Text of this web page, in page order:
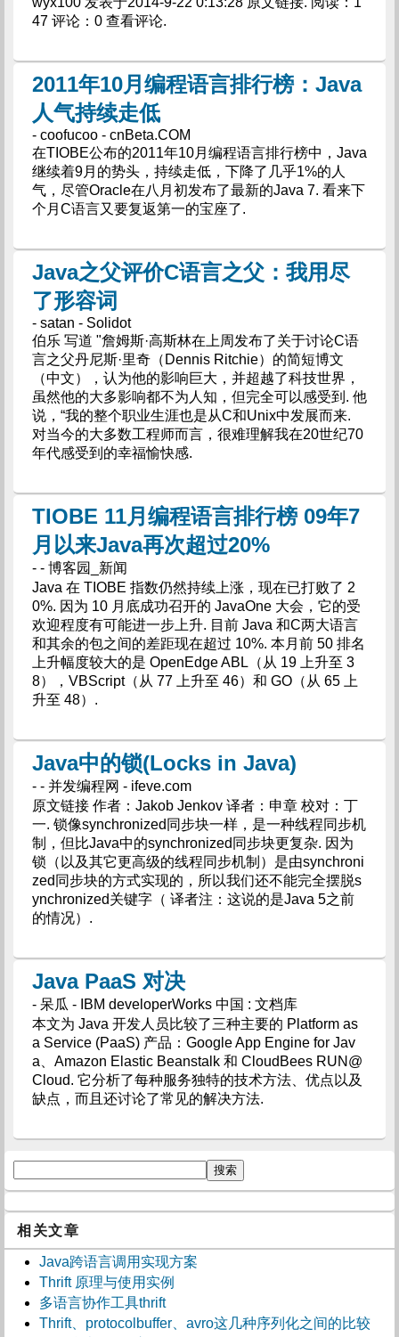
47 评论：0 查看评论.
2011年10月编程语言排行榜：Java
人气持续走低
- coofucoo - cnBeta.COM
在TIOBE公布的2011年10月编程语言排行榜中，Java
继续着9月的势头，持续走低，下降了几乎1%的人
气，尽管Oracle在八月初发布了最新的Java 7. 看来下
个月C语言又要复返第一的宝座了.
Java之父评价C语言之父：我用尽
了形容词
- satan - Solidot
伯乐 写道 "詹姆斯·高斯林在上周发布了关于讨论C语
言之父丹尼斯·里奇（Dennis Ritchie）的简短博文
（中文），认为他的影响巨大，并超越了科技世界，
虽然他的大多影响都不为人知，但完全可以感受到. 他
说，“我的整个职业生涯也是从C和Unix中发展而来.
对当今的大多数工程师而言，很难理解我在20世纪70
年代感受到的幸福愉快感.
TIOBE 11月编程语言排行榜 09年7
月以来Java再次超过20%
- - 博客园_新闻
Java 在 TIOBE 指数仍然持续上涨，现在已打败了 2
0%. 因为 10 月底成功召开的 JavaOne 大会，它的受
欢迎程度有可能进一步上升. 目前 Java 和C两大语言
和其余的包之间的差距现在超过 10%. 本月前 50 排名
上升幅度较大的是 OpenEdge ABL（从 19 上升至 3
8），VBScript（从 77 上升至 46）和 GO（从 65 上
升至 48）.
Java中的锁(Locks in Java)
- - 并发编程网 - ifeve.com
原文链接 作者：Jakob Jenkov 译者：申章 校对：丁
一. 锁像synchronized同步块一样，是一种线程同步机
制，但比Java中的synchronized同步块更复杂. 因为
锁（以及其它更高级的线程同步机制）是由synchroni
zed同步块的方式实现的，所以我们还不能完全摆脱s
ynchronized关键字（ 译者注：这说的是Java 5之前
的情况）.
Java PaaS 对决
- 呆瓜 - IBM developerWorks 中国 : 文档库
本文为 Java 开发人员比较了三种主要的 Platform as
a Service (PaaS) 产品：Google App Engine for Jav
a、Amazon Elastic Beanstalk 和 CloudBees RUN@
Cloud. 它分析了每种服务独特的技术方法、优点以及
缺点，而且还讨论了常见的解决方法.
相关文章
Java跨语言调用实现方案
Thrift 原理与使用实例
多语言协作工具thrift
Thrift、protocolbuffer、avro这几种序列化之间的比较